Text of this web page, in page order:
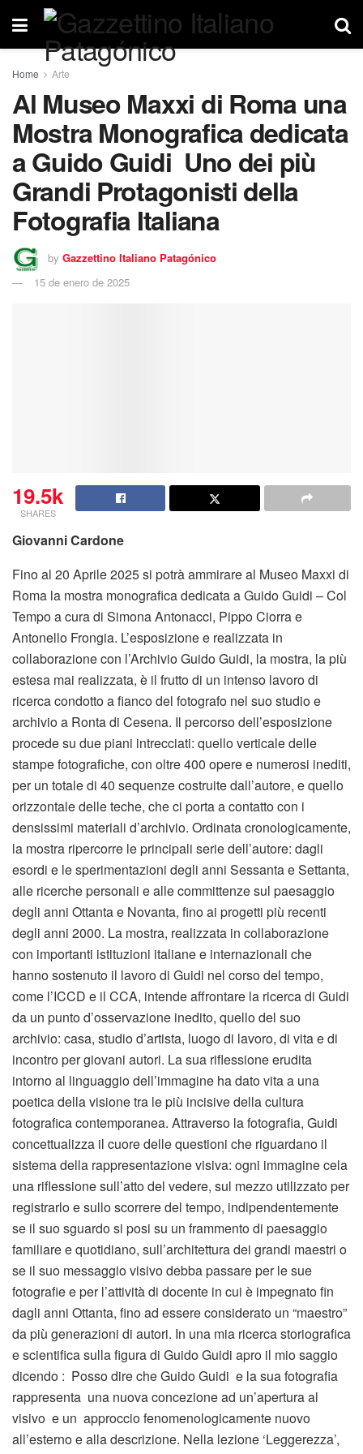
Home Arte
Al Museo Maxxi di Roma una
Mostra Monografica dedicata
a Guido Guidi Uno dei più
Grandi Protagonisti della
Fotografia Italiana
by Gazzettino Italiano Patagónico
15 de enero de 2025
19.5k
SHARES
Giovanni Cardone
Fino al 20 Aprile 2025 si potrà ammirare al Museo Maxxi di
Roma la mostra monografica dedicata a Guido Guidi – Col
Tempo a cura di Simona Antonacci, Pippo Ciorra e
Antonello Frongia. L’esposizione e realizzata in
collaborazione con l’Archivio Guido Guidi, la mostra, la più
estesa mai realizzata, è il frutto di un intenso lavoro di
ricerca condotto a fianco del fotografo nel suo studio e
archivio a Ronta di Cesena. Il percorso dell’esposizione
procede su due piani intrecciati: quello verticale delle
stampe fotografiche, con oltre 400 opere e numerosi inediti,
per un totale di 40 sequenze costruite dall’autore, e quello
orizzontale delle teche, che ci porta a contatto con i
densissimi materiali d’archivio. Ordinata cronologicamente,
la mostra ripercorre le principali serie dell’autore: dagli
esordi e le sperimentazioni degli anni Sessanta e Settanta,
alle ricerche personali e alle committenze sul paesaggio
degli anni Ottanta e Novanta, fino ai progetti più recenti
degli anni 2000. La mostra, realizzata in collaborazione
con importanti istituzioni italiane e internazionali che
hanno sostenuto il lavoro di Guidi nel corso del tempo,
come l’ICCD e il CCA, intende affrontare la ricerca di Guidi
da un punto d’osservazione inedito, quello del suo
archivio: casa, studio d’artista, luogo di lavoro, di vita e di
incontro per giovani autori. La sua riflessione erudita
intorno al linguaggio dell’immagine ha dato vita a una
poetica della visione tra le più incisive della cultura
fotografica contemporanea. Attraverso la fotografia, Guidi
concettualizza il cuore delle questioni che riguardano il
sistema della rappresentazione visiva: ogni immagine cela
una riflessione sull’atto del vedere, sul mezzo utilizzato per
registrarlo e sullo scorrere del tempo, indipendentemente
se il suo sguardo si posi su un frammento di paesaggio
familiare e quotidiano, sull’architettura dei grandi maestri o
se il suo messaggio visivo debba passare per le sue
fotografie e per l’attività di docente in cui è impegnato fin
dagli anni Ottanta, fino ad essere considerato un “maestro”
da più generazioni di autori. In una mia ricerca storiografica
e scientifica sulla figura di Guido Guidi apro il mio saggio
dicendo : Posso dire che Guido Guidi e la sua fotografia
rappresenta una nuova concezione ad un’apertura al
visivo e un approccio fenomenologicamente nuovo
all’esterno e alla descrizione. Nella lezione ‘Leggerezza’,